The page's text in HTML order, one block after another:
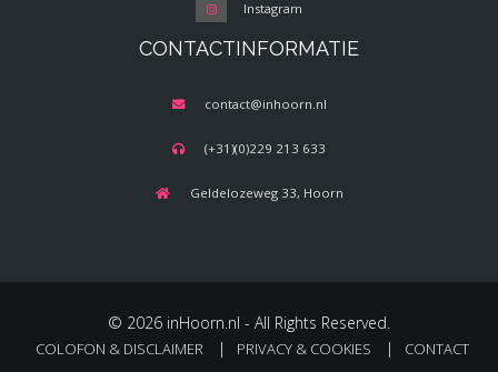
Instagram
CONTACTINFORMATIE
contact@inhoorn.nl
(+31)(0)229 213 633
Geldelozeweg 33, Hoorn
© 2026 inHoorn.nl - All Rights Reserved.
COLOFON & DISCLAIMER PRIVACY & COOKIES CONTACT